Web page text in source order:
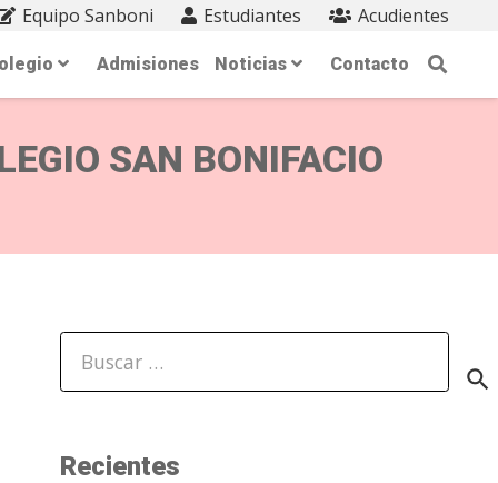
Equipo Sanboni Estudiantes Acudientes
Admisiones Noticias Contacto
SAN BONIFACIO
Recientes